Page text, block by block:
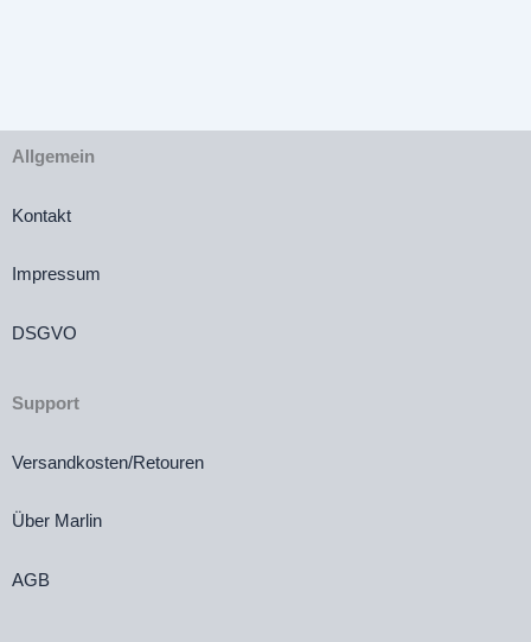
Allgemein
Kontakt
Impressum
DSGVO
Support
Versandkosten/Retouren
Über Marlin
AGB